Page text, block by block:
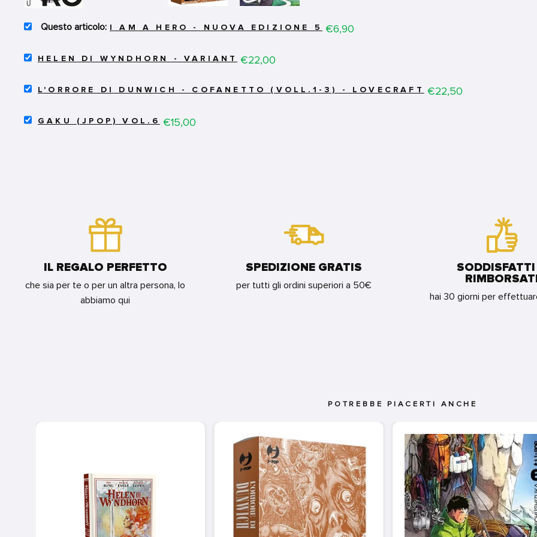
SELECT
A
NUOVA
FOR
I AM A HERO - NUOVA EDIZIONE 5 Price
€6,90
SELECT
WYNDHORN
FOR
HELEN DI WYNDHORN - VARIANT Price
€22,00
SELECT
DUNWICH
L'ORRORE DI DUNWICH - COFANETTO (VOLL.1-3) - LOVECRAFT Price
€22,50
SELECT
GAKU (JPOP) VOL.6 Price
€15,00
IL REGALO PERFETTO
che sia per te o per un altra persona, lo
abbiamo qui
SPEDIZIONE GRATIS
per tutti gli ordini superiori a 50€
SODDISFATTI
RIMBORSATI
hai 30 giorni per
POTREBBE PIACERTI ANCHE